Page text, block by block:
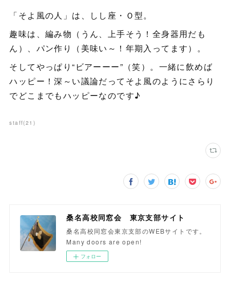
「そよ風の人」は、しし座・Ｏ型。
趣味は、編み物（うん、上手そう！全身器用だも
ん）、パン作り（美味い～！年期入ってます）。
そしてやっぱり“ビアーーー”（笑）。一緒に飲めば
ハッピー！深～い議論だってそよ風のようにさらり
でどこまでもハッピーなのです♪
staff(21 )
桑名高校同窓会 東京支部サイト
桑名高校同窓会東京支部のWEBサイトです。
Many doors are open!
フォロー